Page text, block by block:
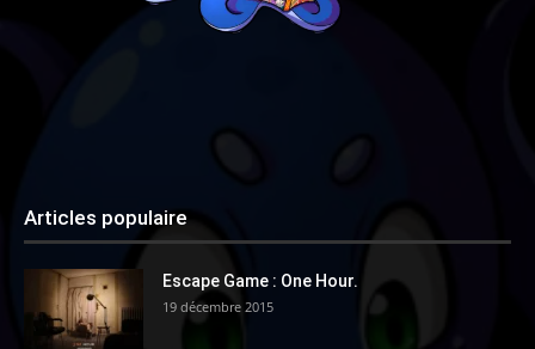
Articles populaire
Escape Game : One Hour.
19 décembre 2015